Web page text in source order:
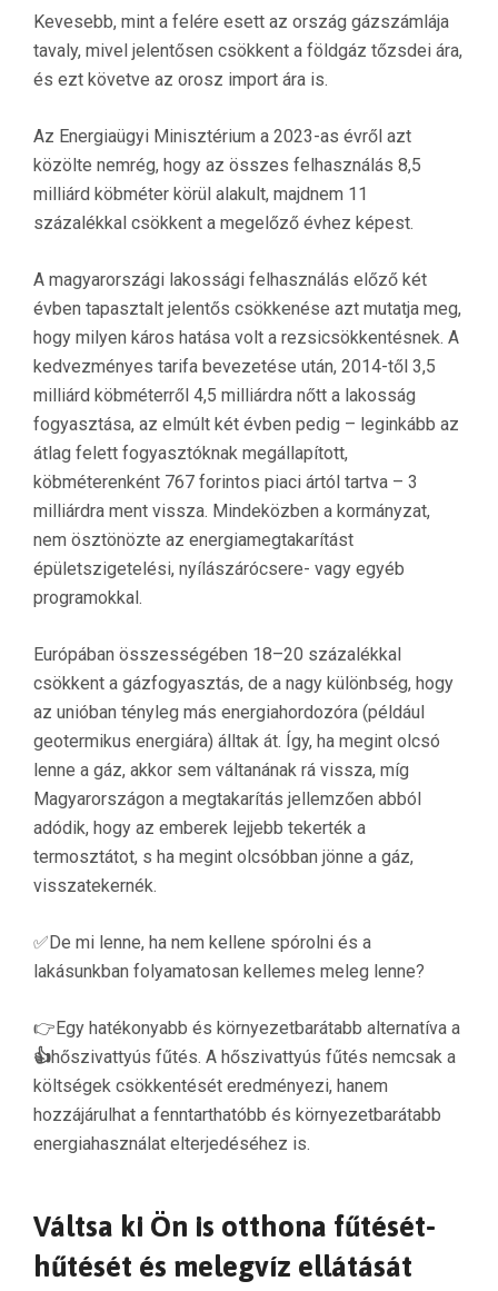
Kevesebb, mint a felére esett az ország gázszámlája
tavaly, mivel jelentősen csökkent a földgáz tőzsdei ára,
és ezt követve az orosz import ára is.
Az Energiaügyi Minisztérium a 2023-as évről azt
közölte nemrég, hogy az összes felhasználás 8,5
milliárd köbméter körül alakult, majdnem 11
százalékkal csökkent a megelőző évhez képest.
A magyarországi lakossági felhasználás előző két
évben tapasztalt jelentős csökkenése azt mutatja meg,
hogy milyen káros hatása volt a rezsicsökkentésnek. A
kedvezményes tarifa bevezetése után, 2014-től 3,5
milliárd köbméterről 4,5 milliárdra nőtt a lakosság
fogyasztása, az elmúlt két évben pedig – leginkább az
átlag felett fogyasztóknak megállapított,
köbméterenként 767 forintos piaci ártól tartva – 3
milliárdra ment vissza. Mindeközben a kormányzat,
nem ösztönözte az energiamegtakarítást
épületszigetelési, nyílászárócsere- vagy egyéb
programokkal.
Európában összességében 18–20 százalékkal
csökkent a gázfogyasztás, de a nagy különbség, hogy
az unióban tényleg más energiahordozóra (például
geotermikus energiára) álltak át. Így, ha megint olcsó
lenne a gáz, akkor sem váltanának rá vissza, míg
Magyarországon a megtakarítás jellemzően abból
adódik, hogy az emberek lejjebb tekerték a
termosztátot, s ha megint olcsóbban jönne a gáz,
visszatekernék.
✅De mi lenne, ha nem kellene spórolni és a
lakásunkban folyamatosan kellemes meleg lenne?
👉Egy hatékonyabb és környezetbarátabb alternatíva a
👍hőszivattyús fűtés. A hőszivattyús fűtés nemcsak a
költségek csökkentését eredményezi, hanem
hozzájárulhat a fenntarthatóbb és környezetbarátabb
energiahasználat elterjedéséhez is.
Váltsa ki Ön is otthona fűtését-
hűtését és melegvíz ellátását